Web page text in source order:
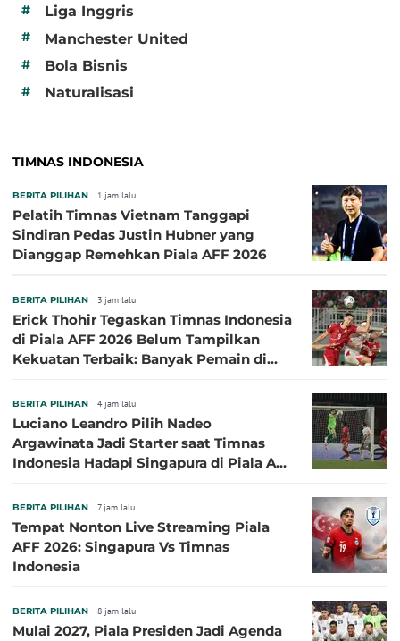
# Liga Inggris
# Manchester United
# Bola Bisnis
# Naturalisasi
TIMNAS INDONESIA
BERITA PILIHAN 1 jam lalu
Pelatih Timnas Vietnam Tanggapi
Sindiran Pedas Justin Hubner yang
Dianggap Remehkan Piala AFF 2026
BERITA PILIHAN 3 jam lalu
Erick Thohir Tegaskan Timnas Indonesia
di Piala AFF 2026 Belum Tampilkan
Kekuatan Terbaik: Banyak Pemain di
BERITA PILIHAN 4 jam lalu
Luciano Leandro Pilih Nadeo
Argawinata Jadi Starter saat Timnas
Indonesia Hadapi Singapura di Piala AFF
BERITA PILIHAN 7 jam lalu
Tempat Nonton Live Streaming Piala
AFF 2026: Singapura Vs Timnas
Indonesia
BERITA PILIHAN 8 jam lalu
Mulai 2027, Piala Presiden Jadi Agenda